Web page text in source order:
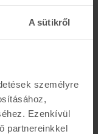
A sütikről
személyre
Ezenkívül
partnereinkkel